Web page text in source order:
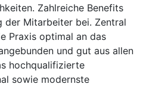
Zahlreiche Benefits
der Mitarbeiter bei. Zentral
Praxis optimal an das
und gut aus allen
hochqualifizierte
sowie modernste